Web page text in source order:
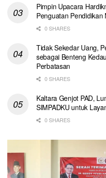
Pimpin Upacara
Penguatan Pendidikan
0 SHARES
Tidak Sekedar Uang,
sebagai Benteng
Perbatasan
0 SHARES
Kaltara Genjot PAD,
SIMPADKU untuk
0 SHARES